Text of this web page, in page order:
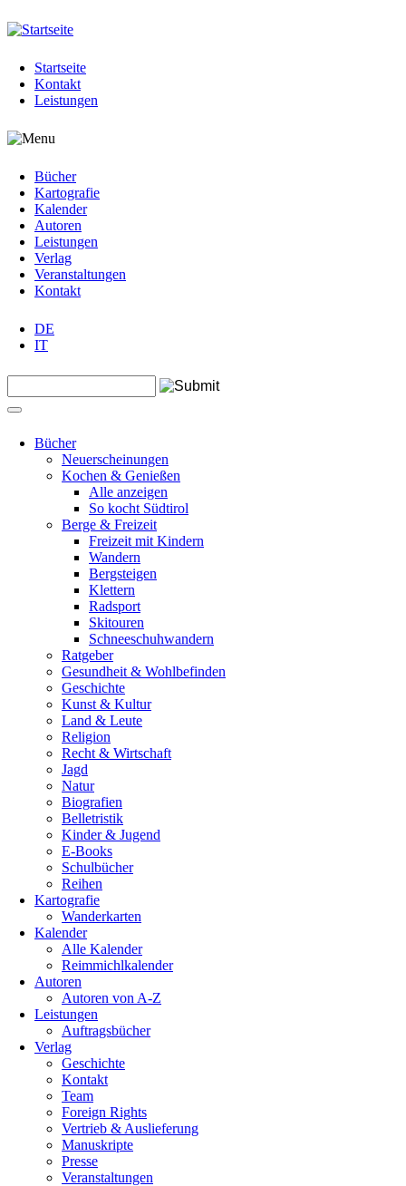
Jump to navigation
Startseite
Kontakt
Leistungen
Bücher
Kartografie
Kalender
Autoren
Leistungen
Verlag
Veranstaltungen
Kontakt
DE
IT
Suchformular
Bücher
Neuerscheinungen
Kochen & Genießen
Alle anzeigen
So kocht Südtirol
Berge & Freizeit
Freizeit mit Kindern
Wandern
Bergsteigen
Klettern
Radsport
Skitouren
Schneeschuhwandern
Ratgeber
Gesundheit & Wohlbefinden
Geschichte
Kunst & Kultur
Land & Leute
Religion
Recht & Wirtschaft
Jagd
Natur
Biografien
Belletristik
Kinder & Jugend
E-Books
Schulbücher
Reihen
Kartografie
Wanderkarten
Kalender
Alle Kalender
Reimmichlkalender
Autoren
Autoren von A-Z
Leistungen
Auftragsbücher
Verlag
Geschichte
Kontakt
Team
Foreign Rights
Vertrieb & Auslieferung
Manuskripte
Presse
Veranstaltungen